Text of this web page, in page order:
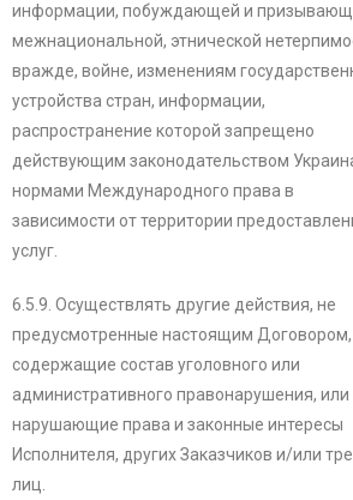
информации, побуждающей и
межнациональной, этнической
вражде, войне, изменениям
устройства стран, информации,
распространение которой запрещено
действующим законодательством
нормами Международного права в
зависимости от территории
услуг.
6.5.9. Осуществлять другие действия, не
предусмотренные настоящим Договором,
содержащие состав уголовного или
административного правонарушения, или
нарушающие права и законные интересы
Исполнителя, других Заказчиков и/или
лиц.